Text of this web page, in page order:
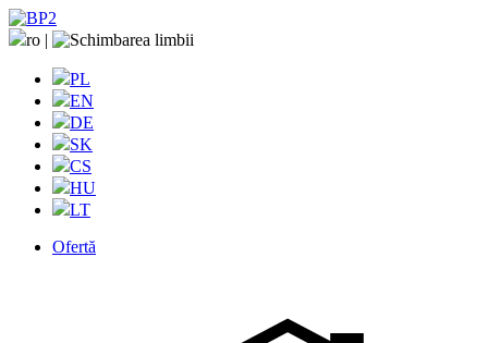
ro |
PL
EN
DE
SK
CS
HU
LT
Ofertă